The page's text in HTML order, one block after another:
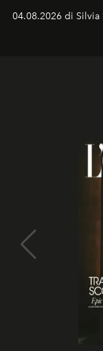
04.08.2026 di Silvia